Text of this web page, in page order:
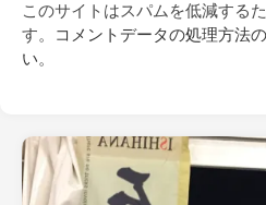
このサイトはスパムを低減する
す。
コメントデータの処理方法
い。